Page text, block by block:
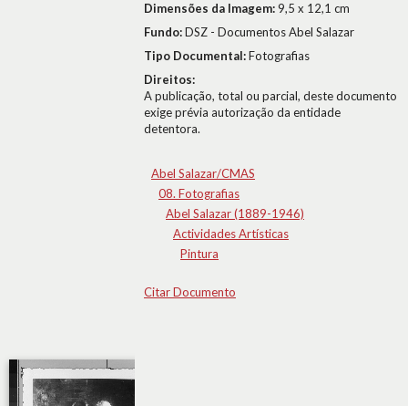
Dimensões da Imagem:9,5 x 12,1 cm
Fundo:DSZ - Documentos Abel Salazar
Tipo Documental:Fotografias
Direitos:
A publicação, total ou parcial, deste documento
exige prévia autorização da entidade
detentora.
Abel Salazar/CMAS
08. Fotografias
Abel Salazar (1889-1946)
Actividades Artísticas
Pintura
Citar Documento